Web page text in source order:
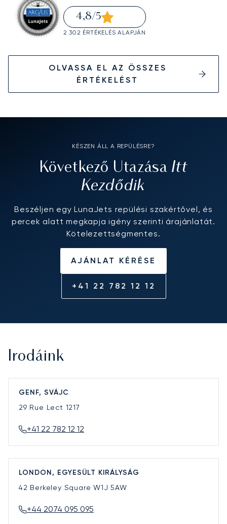
4,8/5
2 302 ÉRTÉKELÉS ALAPJÁN
OLVASSA EL AZ ÖSSZES
ÉRTÉKELÉST
KÉSZEN ÁLL A REPÜLÉSRE?
Következő Utazása Itt
Kezdődik
Beszéljen egy LunaJets repülési szakértővel, és
percek alatt megkapja igény szerinti árajánlatát.
Kötelezettségmentes.
AJÁNLAT KÉRÉSE
+41 22 782 12 12
Irodáink
GENF, SVÁJC
29 Rue Lect 1217
+41 22 782 12 12
LONDON, EGYESÜLT KIRÁLYSÁG
42 Berkeley SquareW1J 5AW
+44 2074 095 095